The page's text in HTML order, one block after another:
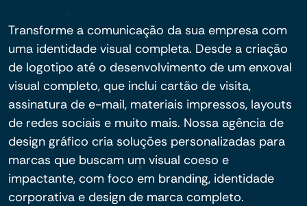
Transforme a comunicação da sua empresa com
uma identidade visual completa. Desde a criação
de logotipo até o desenvolvimento de um enxoval
visual completo, que inclui cartão de visita,
assinatura de e-mail, materiais impressos, layouts
de redes sociais e muito mais. Nossa agência de
design gráfico cria soluções personalizadas para
marcas que buscam um visual coeso e
impactante, com foco em branding, identidade
corporativa e design de marca completo.